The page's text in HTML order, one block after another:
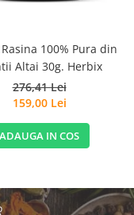
100% Pura din
Altai 30g. Herbix
276,41 Lei
159,00 Lei
ADAUGA IN COS